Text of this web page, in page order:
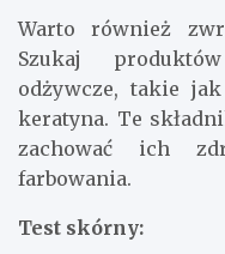
Warto również
Szukaj
odżywcze, takie
keratyna. Te
zachować ich
farbowania.
Test skórny: